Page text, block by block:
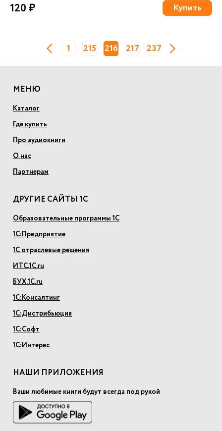
120 ₽ Купить
1 215 216 217 237
МЕНЮ
Каталог
Где купить
Про аудиокниги
О нас
Партнерам
ДРУГИЕ САЙТЫ 1С
Образовательные программы 1С
1С:Предприятие
1С отраслевые решения
ИТС.1С.ru
БУХ.1С.ru
1С:Консалтинг
1С:Дистрибьюция
1С:Софт
1С:Интерес
НАШИ ПРИЛОЖЕНИЯ
Ваши любимые книги будут всегда под рукой